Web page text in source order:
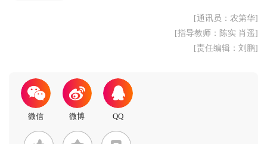
[通讯员：农第华]
[指导教师：陈实 肖遥]
[责任编辑：刘鹏]